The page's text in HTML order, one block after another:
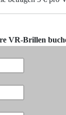
VR-Brillen